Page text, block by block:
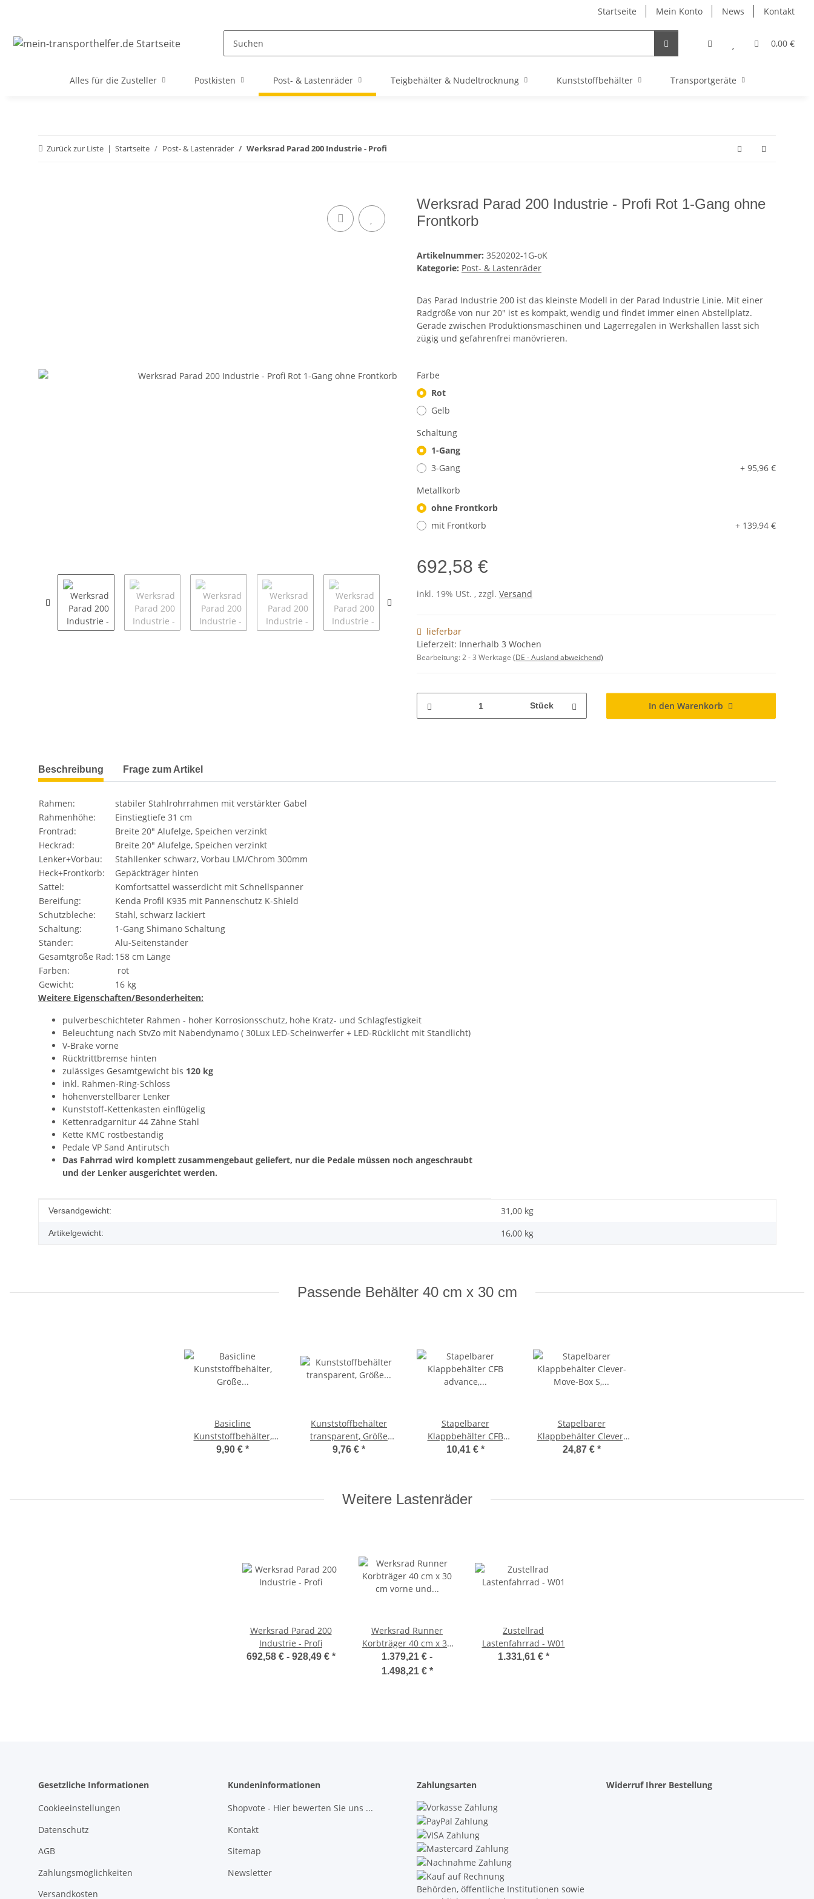
Startseite Mein Konto News Kontakt
0,00 €
Alles für die Zusteller Postkisten Post- & Lastenräder Teigbehälter & Nudeltrocknung Kunststoffbehälter Transportgeräte
Zurück zur Liste Startseite Post- & Lastenräder Werksrad Parad 200 Industrie - Profi
Werksrad Parad 200 Industrie - Profi Rot 1-Gang ohne
Frontkorb
Artikelnummer: 3520202-1G-oK
Kategorie: Post- & Lastenräder
Das Parad Industrie 200 ist das kleinste Modell in der Parad Industrie Linie. Mit einer
Radgröße von nur 20″ ist es kompakt, wendig und findet immer einen Abstellplatz.
Gerade zwischen Produktionsmaschinen und Lagerregalen in Werkshallen lässt sich
zügig und gefahrenfrei manövrieren.
Farbe
Rot
Gelb
Schaltung
1-Gang
3-Gang
+ 95,96 €
Metallkorb
ohne Frontkorb
mit Frontkorb
+ 139,94 €
692,58 €
inkl. 19% USt. , zzgl. Versand
lieferbar
Lieferzeit: Innerhalb 3 Wochen
Bearbeitung:2 - 3 Werktage (DE - Ausland abweichend)
Stück In den Warenkorb
weitere Registerkarten anzeigen
Beschreibung Frage zum Artikel
Rahmen:
stabiler Stahlrohrrahmen mit verstärkter Gabel
Rahmenhöhe:
Einstiegtiefe 31 cm
Frontrad:
Breite 20" Alufelge, Speichen verzinkt
Heckrad:
Breite 20" Alufelge, Speichen verzinkt
Lenker+Vorbau:
Stahllenker schwarz, Vorbau LM/Chrom 300mm
Heck+Frontkorb:
Gepäckträger hinten
Sattel:
Komfortsattel wasserdicht mit Schnellspanner
Bereifung:
Kenda Profil K935 mit Pannenschutz K-Shield
Schutzbleche:
Stahl, schwarz lackiert
Schaltung:
1-Gang Shimano Schaltung
Ständer:
Alu-Seitenständer
Gesamtgröße Rad: 158 cm Länge
Farben:
rot
Gewicht:
16 kg
Weitere Eigenschaften/Besonderheiten:
pulverbeschichteter Rahmen - hoher Korrosionsschutz, hohe Kratz- und Schlagfestigkeit
Beleuchtung nach StvZo mit Nabendynamo ( 30Lux LED-Scheinwerfer + LED-Rücklicht mit Standlicht)
V-Brake vorne
Rücktrittbremse hinten
zulässiges Gesamtgewicht bis 120 kg
inkl. Rahmen-Ring-Schloss
höhenverstellbarer Lenker
Kunststoff-Kettenkasten einflügelig
Kettenradgarnitur 44 Zähne Stahl
Kette KMC rostbeständig
Pedale VP Sand Antirutsch
Das Fahrrad wird komplett zusammengebaut geliefert, nur die Pedale müssen noch angeschraubt
und der Lenker ausgerichtet werden.
Produkteigenschaft
Wert
Versandgewicht: 31,00 kg
Artikelgewicht: 16,00 kg
Passende Behälter 40 cm x 30 cm
Basicline
Kunststoffbehälter,
Größe 40x30x22cm
9,90 € *
Kunststoffbehälter
transparent, Größe
40x30x22cm
9,76 € *
Stapelbarer
Klappbehälter CFB
advance, Größe
10,41 € *
Stapelbarer
Klappbehälter Clever-
Move-Box S, Größe
24,87 € *
Weitere Lastenräder
Werksrad Parad 200
Industrie - Profi
692,58 € - 928,49 € *
Werksrad Runner
Korbträger 40 cm x 30
cm vorne und hinten
1.379,21 € -
1.498,21 € *
Zustellrad
Lastenfahrrad - W01
1.331,61 € *
Gesetzliche Informationen
Cookieeinstellungen
Datenschutz
AGB
Zahlungsmöglichkeiten
Versandkosten
Kundeninformationen
Shopvote - Hier bewerten Sie uns ...
Kontakt
Sitemap
Newsletter
Zahlungsarten
Behörden, öffentliche Institutionen sowie
Widerruf Ihrer Bestellung